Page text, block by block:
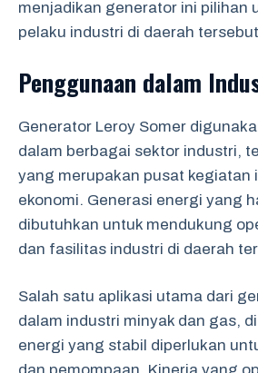
menjadikan generator ini pilihan
pelaku industri di daerah
Penggunaan dalam
Generator Leroy Somer
dalam berbagai sektor industri,
yang merupakan pusat kegiatan
ekonomi. Generasi energi yang
dibutuhkan untuk mendukung
dan fasilitas industri di daerah
Salah satu aplikasi utama dari
dalam industri minyak dan gas,
energi yang stabil diperlukan